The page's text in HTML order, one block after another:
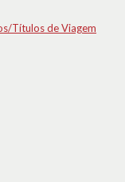
Títulos de Viagem